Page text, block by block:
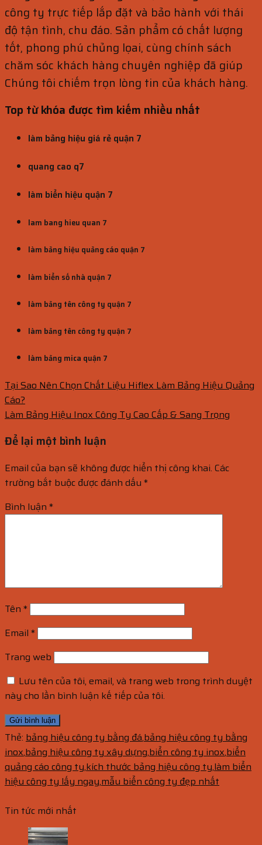
công ty trực tiếp lắp đặt và bảo hành với thái
độ tận tình, chu đáo. Sản phẩm có chất lượng
tốt, phong phú chủng lọai, cùng chính sách
chăm sóc khách hàng chuyên nghiệp đã giúp
Chúng tôi chiếm trọn lòng tin của khách hàng.
Top từ khóa được tìm kiếm nhiều nhất
làm bảng hiệu giá rẻ quận 7
quang cao q7
làm biển hiệu quận 7
lam bang hieu quan 7
làm bảng hiệu quảng cáo quận 7
làm biển số nhà quận 7
làm bảng tên công ty quận 7
làm bảng tên công ty quận 7
làm bảng mica quận 7
Tại Sao Nên Chọn Chất Liệu Hiflex Làm Bảng Hiệu Quảng
Cáo?
Làm Bảng Hiệu Inox Công Ty Cao Cấp & Sang Trọng
Để lại một bình luận
Email của bạn sẽ không được hiển thị công khai. Các
trường bắt buộc được đánh dấu *
Bình luận *
Tên *
Email *
Trang web
Lưu tên của tôi, email, và trang web trong trình duyệt
này cho lần bình luận kế tiếp của tôi.
Thẻ: bảng hiệu công ty bằng đá,bảng hiệu công ty bằng
inox,bảng hiệu công ty xây dựng,biển công ty inox,biển
quảng cáo công ty,kích thước bảng hiệu công ty,làm biển
hiệu công ty lấy ngay,mẫu biển công ty đẹp nhất
Tin tức mới nhất